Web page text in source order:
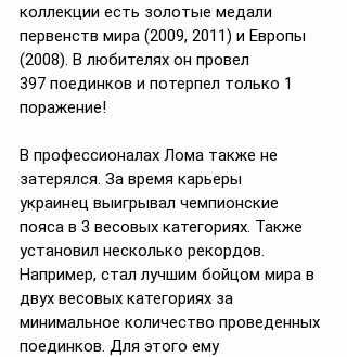
коллекции есть золотые медали
первенств мира (2009, 2011) и Европы
(2008). В любителях он провел
397 поединков и потерпел только 1
поражение!
В профессионалах Лома также не
затерялся. За время карьеры
украинец выигрывал чемпионские
пояса в 3 весовых категориях. Также
установил несколько рекордов.
Например, стал лучшим бойцом мира в
двух весовых категориях за
минимальное количество проведенных
поединков. Для этого ему